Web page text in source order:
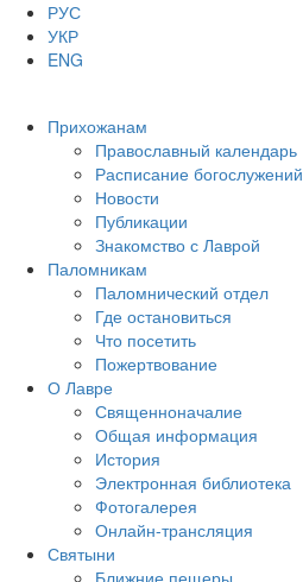
РУС
УКР
ENG
Прихожанам
Православный календарь
Расписание богослужений
Новости
Публикации
Знакомство с Лаврой
Паломникам
Паломнический отдел
Где остановиться
Что посетить
Пожертвование
О Лавре
Священноначалие
Общая информация
История
Электронная библиотека
Фотогалерея
Онлайн-трансляция
Святыни
Ближние пещеры